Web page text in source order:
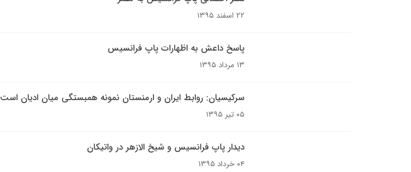
۲۲ اسفند ۱۳۹۵
پاسخ داعش به اظهارات پاپ فرانسیس
۱۳ مرداد ۱۳۹۵
سرکیسیان: روابط ایران و ارمنستان نمونه همبستگی میان ادیان است
۰۵ تیر ۱۳۹۵
دیدار پاپ فرانسیس و شیخ الازهر در واتیکان
۰۴ خرداد ۱۳۹۵